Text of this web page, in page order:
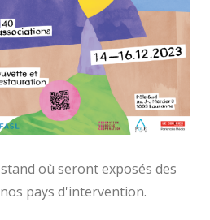
où seront exposés des
pays d'intervention.